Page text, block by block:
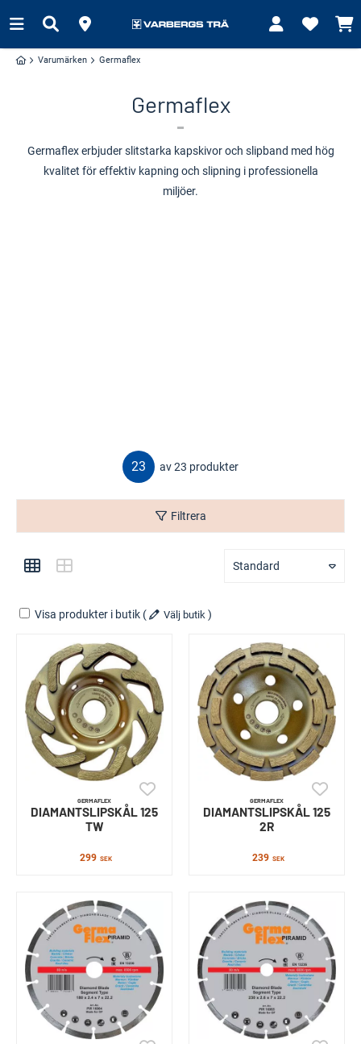
Varumärken Germaflex
Germaflex
Germaflex erbjuder slitstarka kapskivor och slipband med hög
kvalitet för effektiv kapning och slipning i professionella
miljöer.
23 av 23 produkter
Filtrera
Standard
Visa produkter i butik ( Välj butik )
GERMAFLEX
DIAMANTSLIPSKÅL 125
TW
299 SEK
GERMAFLEX
DIAMANTSLIPSKÅL 125
2R
239 SEK